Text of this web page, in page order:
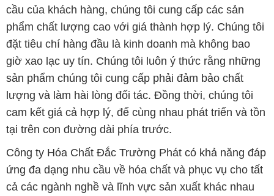
cầu của khách hàng, chúng tôi cung cấp các sản
phẩm chất lượng cao với giá thành hợp lý. Chúng tôi
đặt tiêu chí hàng đầu là kinh doanh mà không bao
giờ xao lạc uy tín. Chúng tôi luôn ý thức rằng những
sản phẩm chúng tôi cung cấp phải đảm bảo chất
lượng và làm hài lòng đối tác. Đồng thời, chúng tôi
cam kết giá cả hợp lý, để cùng nhau phát triển và tồn
tại trên con đường dài phía trước.
Công ty Hóa Chất Đắc Trường Phát có khả năng đáp
ứng đa dạng nhu cầu về hóa chất và phục vụ cho tất
cả các ngành nghề và lĩnh vực sản xuất khác nhau